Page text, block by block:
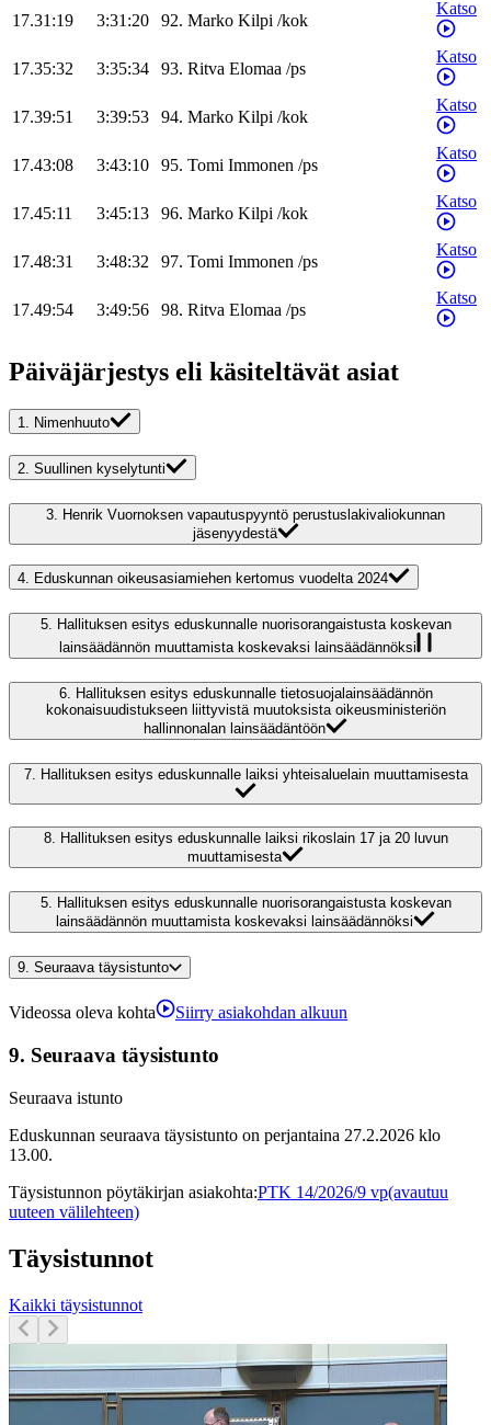
17.31:19 3:31:20 92. Marko Kilpi /kok
Katso
17.35:32 3:35:34 93. Ritva Elomaa /ps
Katso
17.39:51 3:39:53 94. Marko Kilpi /kok
Katso
17.43:08 3:43:10 95. Tomi Immonen /ps
Katso
17.45:11 3:45:13 96. Marko Kilpi /kok
Katso
17.48:31 3:48:32 97. Tomi Immonen /ps
Katso
17.49:54 3:49:56 98. Ritva Elomaa /ps
Katso
Päiväjärjestys eli käsiteltävät asiat
1. Nimenhuuto
2. Suullinen kyselytunti
3. Henrik Vuornoksen vapautuspyyntö perustuslakivaliokunnan
jäsenyydestä
4. Eduskunnan oikeusasiamiehen kertomus vuodelta 2024
5. Hallituksen esitys eduskunnalle nuorisorangaistusta koskevan
lainsäädännön muuttamista koskevaksi lainsäädännöksi
6.
Hallituksen esitys eduskunnalle tietosuojalainsäädännön
kokonaisuudistukseen liittyvistä muutoksista oikeusministeriön
hallinnonalan lainsäädäntöön
7. Hallituksen esitys eduskunnalle laiksi yhteisaluelain muuttamisesta
8. Hallituksen esitys eduskunnalle laiksi rikoslain 17 ja 20 luvun
muuttamisesta
5. Hallituksen esitys eduskunnalle nuorisorangaistusta koskevan
lainsäädännön muuttamista koskevaksi lainsäädännöksi
9. Seuraava täysistunto
Videossa oleva kohta Siirry asiakohdan alkuun
9. Seuraava täysistunto
Seuraava istunto
Eduskunnan seuraava täysistunto on perjantaina 27.2.2026 klo
13.00.
Täysistunnon pöytäkirjan asiakohta:PTK 14/2026/9 vp(avautuu
uuteen välilehteen)
Täysistunnot
Kaikki täysistunnot